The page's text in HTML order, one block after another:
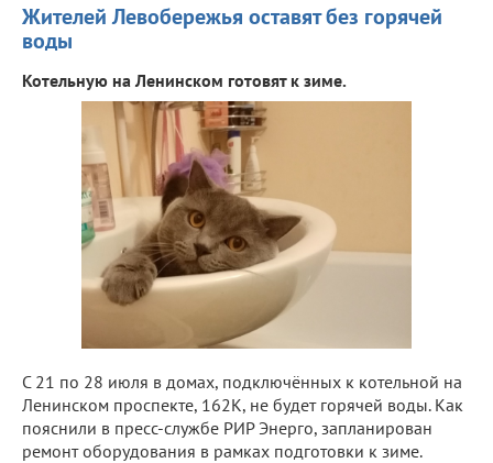
Жителей Левобережья оставят без горячей
воды
Котельную на Ленинском готовят к зиме.
С 21 по 28 июля в домах, подключённых к котельной на
Ленинском проспекте, 162К, не будет горячей воды. Как
пояснили в пресс-службе РИР Энерго, запланирован
ремонт оборудования в рамках подготовки к зиме.